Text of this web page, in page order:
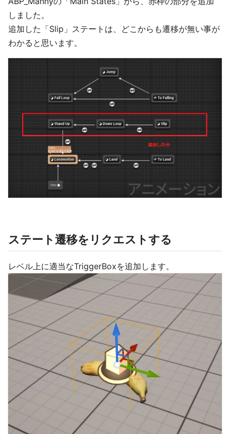
しました。
追加した「Slip」ステートは、どこからも遷移が無い事が
わかると思います。
ステート遷移をリクエストする
レベル上に適当なTriggerBoxを追加します。